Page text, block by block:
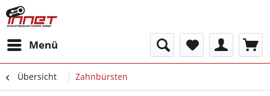
Menü
Übersicht Zahnbürsten